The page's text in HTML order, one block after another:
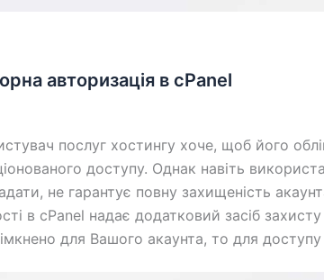
авторизація в cPanel
послуг хостингу хоче, щоб його
доступу. Однак навіть
не гарантує повну захищеність
в cPanel надає додатковий засіб
для Вашого акаунта, то для